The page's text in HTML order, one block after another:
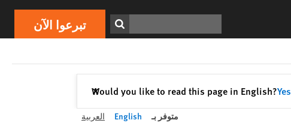
تبرعوا الآن
Would you like to read this page in English?Yes
✕إغلاق
متوفر بـ English العربية